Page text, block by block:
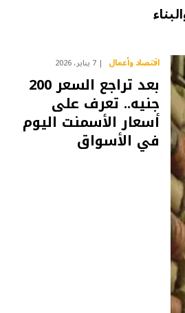
اقتصاد وأعمال 7 يناير، 2026
بعد تراجع السعر 200
جنيه.. تعرف على
أسعار الأسمنت اليوم
في الأسواق